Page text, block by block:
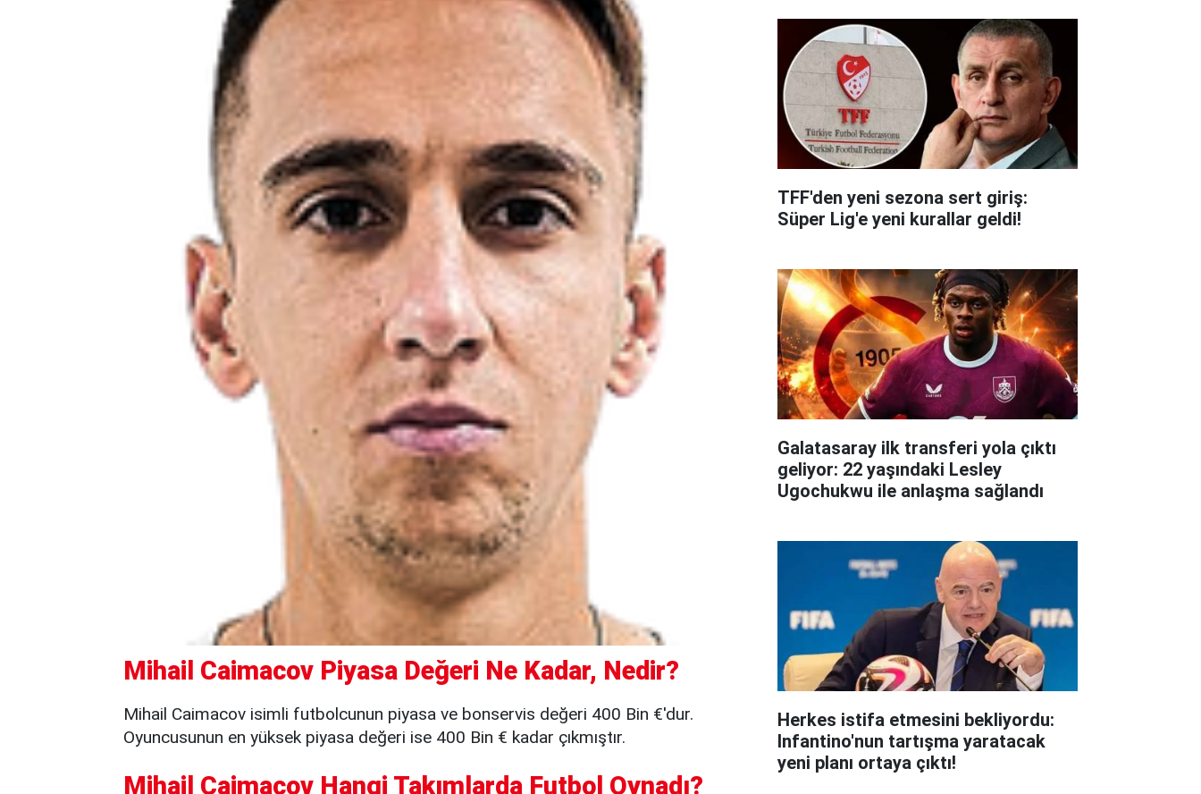
Mihail Caimacov Piyasa Değeri Ne Kadar, Nedir?
Mihail Caimacov isimli futbolcunun piyasa ve bonservis değeri 400 Bin €'dur.
Oyuncusunun en yüksek piyasa değeri ise 400 Bin € kadar çıkmıştır.
Mihail Caimacov Hangi Takımlarda Futbol Oynadı?
TFF'den yeni sezona sert giriş:
Süper Lig'e yeni kurallar geldi!
Galatasaray ilk transferi yola çıktı
geliyor: 22 yaşındaki Lesley
Ugochukwu ile anlaşma sağlandı
Herkes istifa etmesini bekliyordu:
Infantino'nun tartışma yaratacak
yeni planı ortaya çıktı!